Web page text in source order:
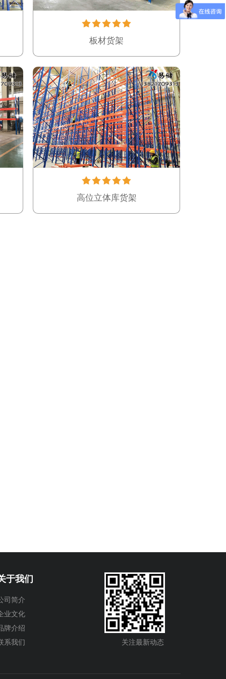
板材货架
高位立体库货架
于我们
司简介
业文化
牌介绍
系我们
关注最新动态